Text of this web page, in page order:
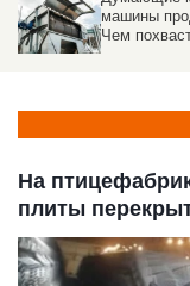
машины
Чем
На
плиты